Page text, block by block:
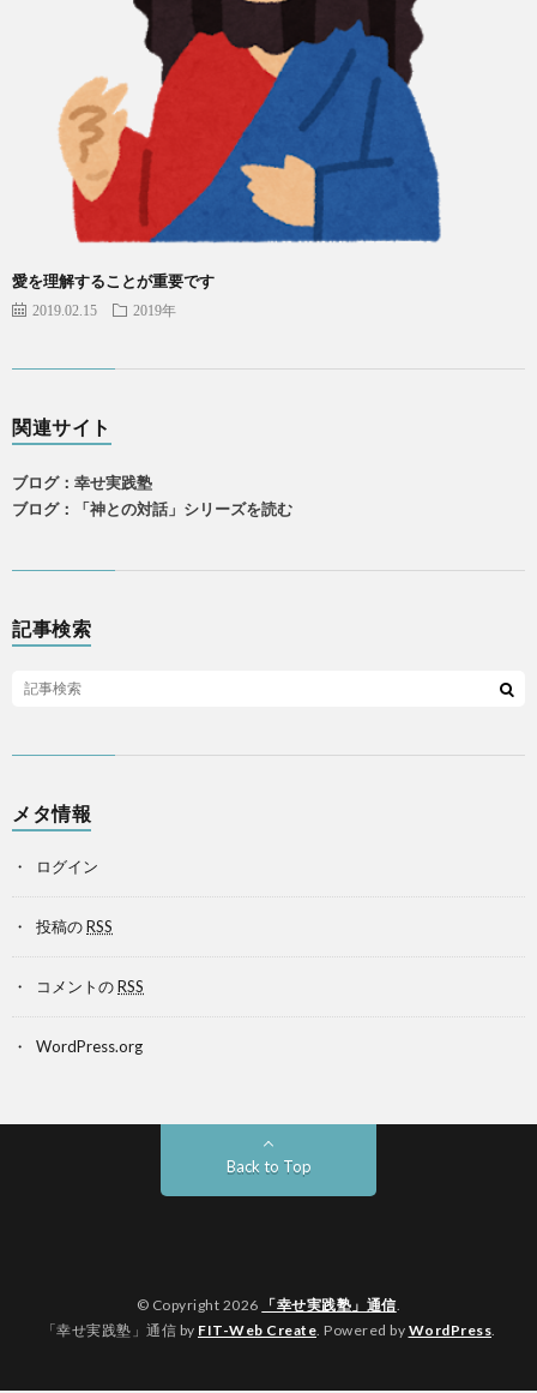
愛を理解することが重要です
2019.02.15 2019年
関連サイト
ブログ：幸せ実践塾
ブログ：「神との対話」シリーズを読む
記事検索
メタ情報
ログイン
投稿のRSS
コメントのRSS
WordPress.org
Back to Top
© Copyright 2026 「幸せ実践塾」通信.
「幸せ実践塾」通信 by FIT-Web Create . Powered by WordPress